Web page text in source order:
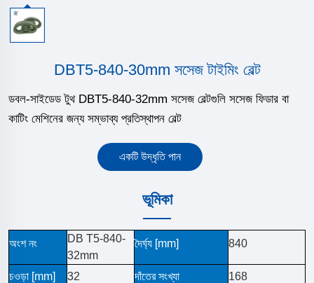
DBT5-840-30mm সসেজ টাইমিং বেল্ট
ডবল-সাইডেড টুথ DBT5-840-32mm সসেজ বেল্টগুলি সসেজ ফিডার বা
কাটিং মেশিনের জন্য সম্ভাব্য প্রতিস্থাপন বেল্ট
একটি উদ্ধৃতি পান
ভূমিকা
অংশ নং
DB T5-840-
32mm
দৈর্ঘ্য [mm] 840
চওড়া [mm] 32 দাঁতের সংখ্যা 168